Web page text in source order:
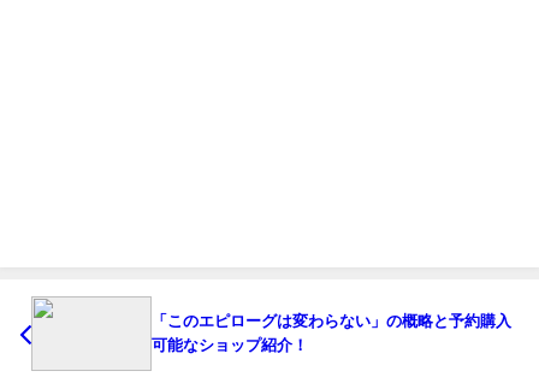
「このエピローグは変わらない」の概略と予約購入
可能なショップ紹介！